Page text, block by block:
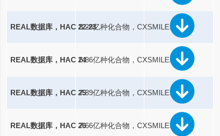
REAL数据库，HAC 22-238.28亿种化合物，CXSMILES
REAL数据库，HAC 246.86亿种化合物，CXSMILES
REAL数据库，HAC 257.89亿种化合物，CXSMILES
REAL数据库，HAC 267.66亿种化合物，CXSMILES